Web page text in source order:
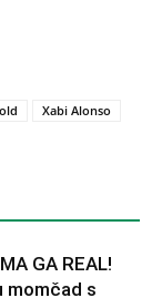
Xabi Alonso
GA REAL!
momčad s